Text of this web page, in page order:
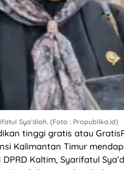
Sya’diah. (Foto : Propublika.id)
tinggi gratis atau
Kalimantan Timur
Kaltim, Syarifatul